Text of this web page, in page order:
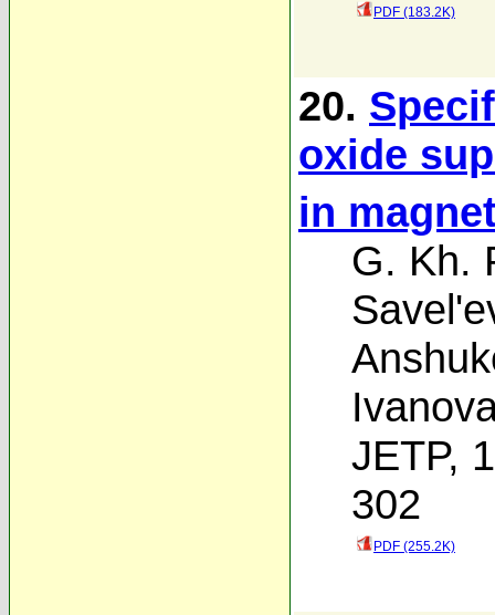
PDF (183.2K)
20.
oxide
in
G. Kh.
JETP,
302
PDF (255.2K)